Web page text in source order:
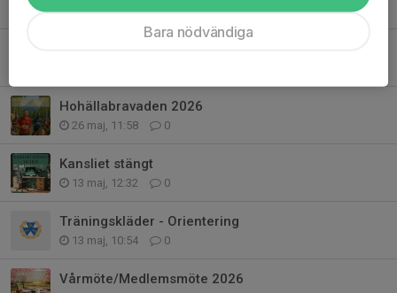
2 jun, 12:00 0
Hohällabravaden 2026
26 maj, 11:58 0
Kansliet stängt
13 maj, 12:32 0
Träningskläder - Orientering
13 maj, 10:54 0
Vårmöte/Medlemsmöte 2026
Bara nödvändiga